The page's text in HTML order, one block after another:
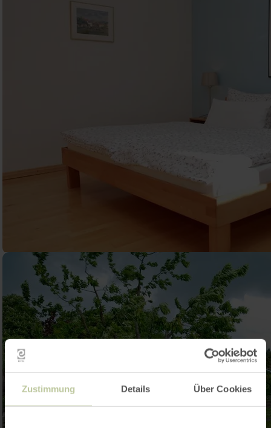
Zustimmung Details Über Cookies